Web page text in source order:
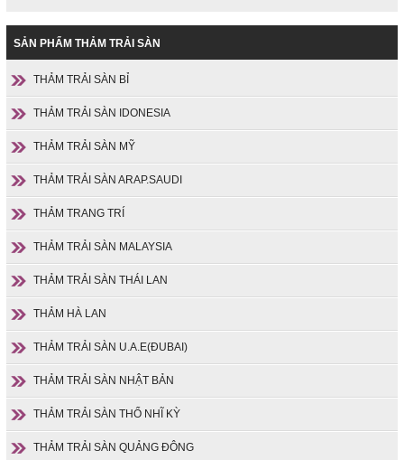
SẢN PHẨM THẢM TRẢI SÀN
THẢM TRẢI SÀN BỈ
THẢM TRẢI SÀN IDONESIA
THẢM TRẢI SÀN MỸ
THẢM TRẢI SÀN ARAP.SAUDI
THẢM TRANG TRÍ
THẢM TRẢI SÀN MALAYSIA
THẢM TRẢI SÀN THÁI LAN
THẢM HÀ LAN
THẢM TRẢI SÀN U.A.E(ĐUBAI)
THẢM TRẢI SÀN NHẬT BẢN
THẢM TRẢI SÀN THỔ NHĨ KỲ
THẢM TRẢI SÀN QUẢNG ĐÔNG